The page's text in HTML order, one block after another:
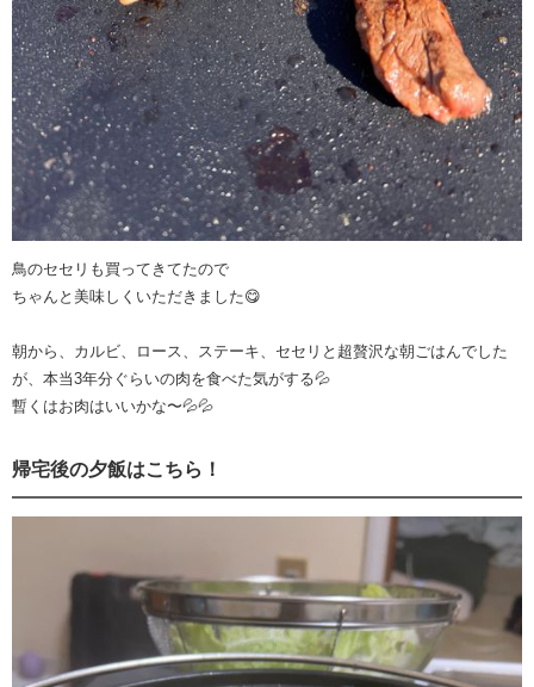
鳥のセセリも買ってきてたので
ちゃんと美味しくいただきました😋
朝から、カルビ、ロース、ステーキ、セセリと超贅沢な朝ごはんでした
が、本当3年分ぐらいの肉を食べた気がする💦
暫くはお肉はいいかな〜💦💦
帰宅後の夕飯はこちら！